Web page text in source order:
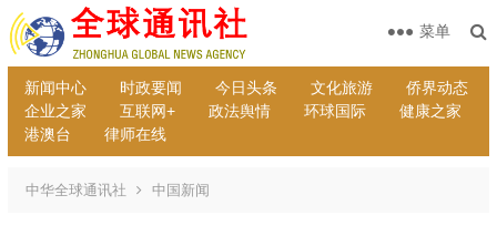
新闻中心 时政要闻 今日头条 文化旅游
侨界动态
企业之家
互联网+ 政法舆情 环球国际
健康之家
港澳台
律师在线
菜单
中华全球通讯社 中国新闻